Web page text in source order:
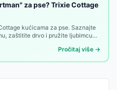
za pse? Trixie Cottage
kućicama za pse. Saznajte
zaštitite drvo i pružite ljubimcu
Pročitaj više →